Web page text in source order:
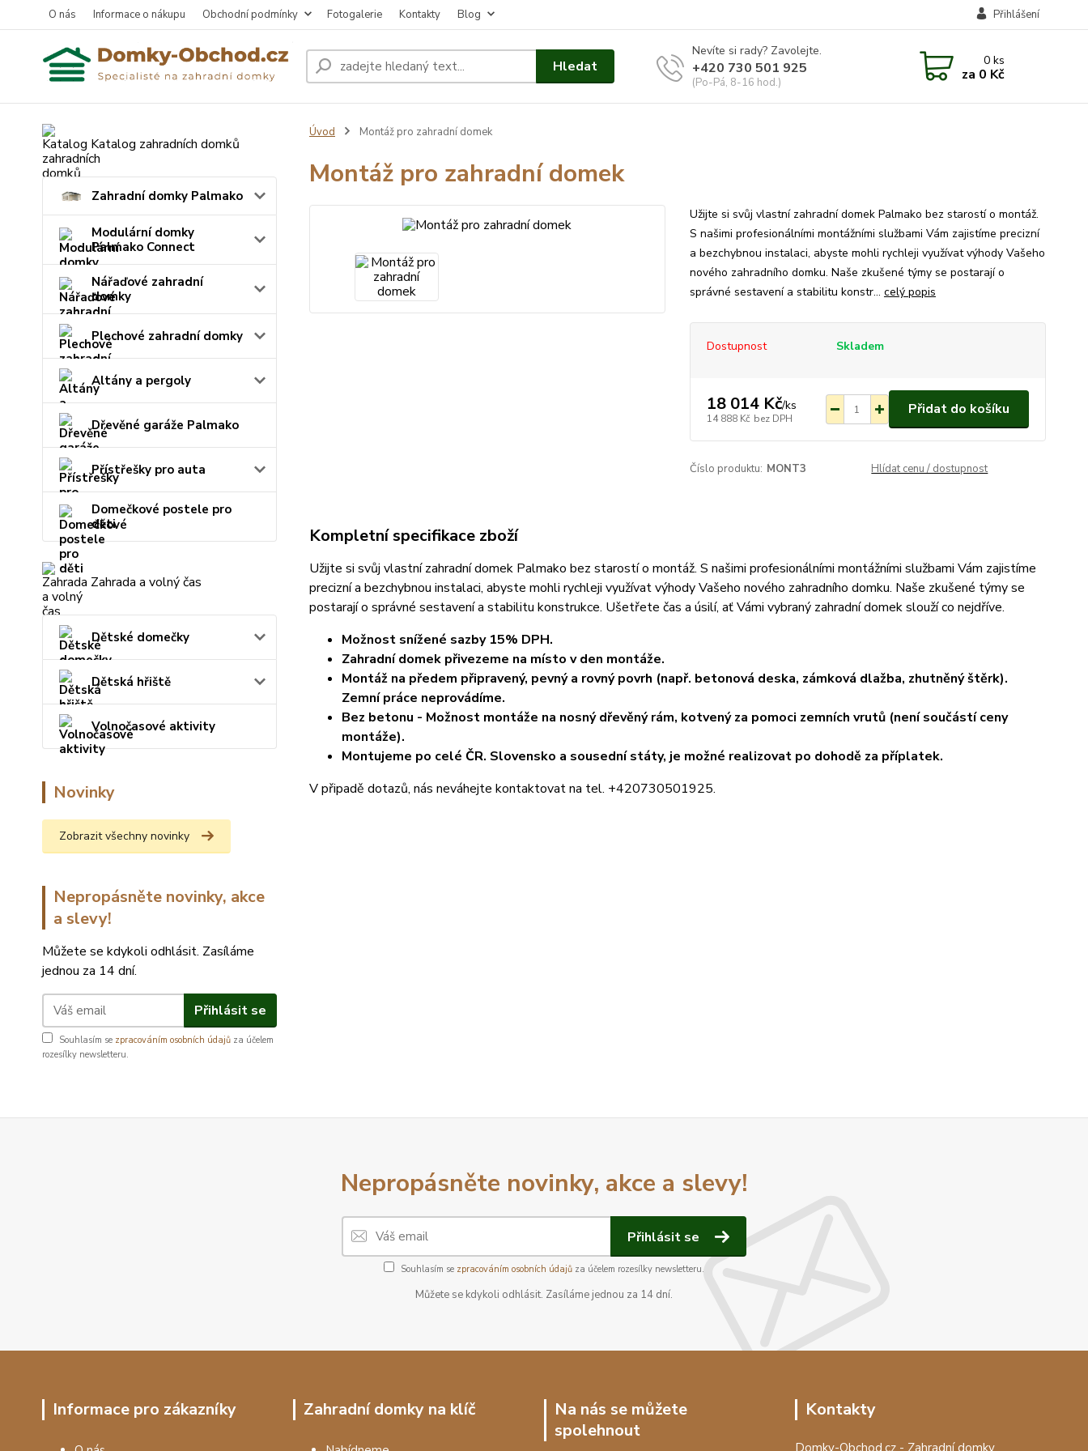
O nás Informace o nákupu Obchodní podmínky Fotogalerie Kontakty Blog Přihlášení
Hledat
Nevíte si rady? Zavolejte.
+420 730 501 925
(Po-Pá, 8-16 hod.)
0ks
za 0 Kč
Katalog zahradních domků
Zahradní domky Palmako
Modulární domky
Palmako Connect
Nářaďové zahradní
domky
Plechové zahradní domky
Altány a pergoly
Dřevěné garáže Palmako
Přístřešky pro auta
Domečkové postele pro
děti
Zahrada a volný čas
Dětské domečky
Dětská hřiště
Volnočasové aktivity
Novinky
Zobrazit všechny novinky
Nepropásněte novinky, akce
a slevy!
Můžete se kdykoli odhlásit. Zasíláme
jednou za 14 dní.
Přihlásit se
Souhlasím se zpracováním osobních údajů za účelem
rozesílky newsletteru.
Úvod Montáž pro zahradní domek
Montáž pro zahradní domek
Užijte si svůj vlastní zahradní domek Palmako bez starostí o montáž.
S našimi profesionálními montážními službami Vám zajistíme precizní
a bezchybnou instalaci, abyste mohli rychleji využívat výhody Vašeho
nového zahradního domku. Naše zkušené týmy se postarají o
správné sestavení a stabilitu konstr... celý popis
Dostupnost Skladem
18 014 Kč/ks
14 888 Kč bez DPH
Přidat do košíku
Číslo produktu: MONT3 Hlídat cenu / dostupnost
Kompletní specifikace zboží
Užijte si svůj vlastní zahradní domek Palmako bez starostí o montáž. S našimi profesionálními montážními službami Vám zajistíme
precizní a bezchybnou instalaci, abyste mohli rychleji využívat výhody Vašeho nového zahradního domku. Naše zkušené týmy se
postarají o správné sestavení a stabilitu konstrukce. Ušetřete čas a úsilí, ať Vámi vybraný zahradní domek slouží co nejdříve.
Možnost snížené sazby 15% DPH.
Zahradní domek přivezeme na místo v den montáže.
Montáž na předem připravený, pevný a rovný povrh (např. betonová deska, zámková dlažba, zhutněný štěrk).
Zemní práce neprovádíme.
Bez betonu - Možnost montáže na nosný dřevěný rám, kotvený za pomoci zemních vrutů (není součástí ceny
montáže).
Montujeme po celé ČR. Slovensko a sousední státy, je možné realizovat po dohodě za příplatek.
V připadě dotazů, nás neváhejte kontaktovat na tel. +420730501925.
Nepropásněte novinky, akce a slevy!
Přihlásit se
Souhlasím se zpracováním osobních údajů za účelem rozesílky newsletteru.
Můžete se kdykoli odhlásit. Zasíláme jednou za 14 dní.
Informace pro zákazníky Zahradní domky na klíč
Na nás se můžete
spolehnout
Kontakty